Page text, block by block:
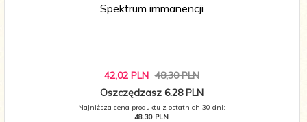
Spektrum immanencji
42,02 PLN 48,30 PLN
Oszczędzasz 6.28 PLN
Najniższa cena produktu z ostatnich 30 dni:
48.30 PLN